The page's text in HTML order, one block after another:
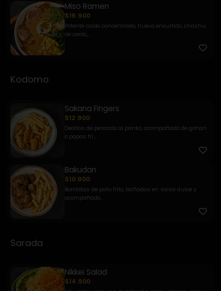
Miso Ramen
$16.900
Potente caldo concentrado, huevo encurtido, chashu
de cerdo,...
Kodomo
Sakana Fingers
$12.900
Deditos de pescado al panko, acompañado de gohan
o papas fri...
Bakudan
$10.900
Bombitas de pollo frito, bañadas en salsa dulce y
acompañado...
Sarada
Nikkei Salad
$14.900